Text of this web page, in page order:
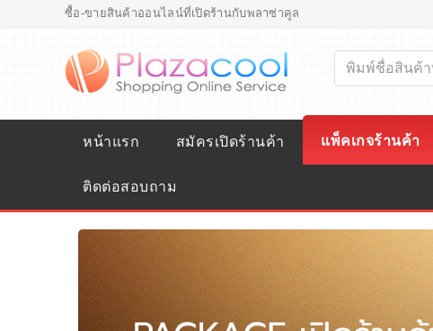
ซื้อ-ขายสินค้าออนไลน์ที่เปิดร้านกับพลาซ่าคูล
หน้าแรก สมัครเปิดร้านค้า แพ็คเกจร้านค้า
ติดต่อสอบถาม